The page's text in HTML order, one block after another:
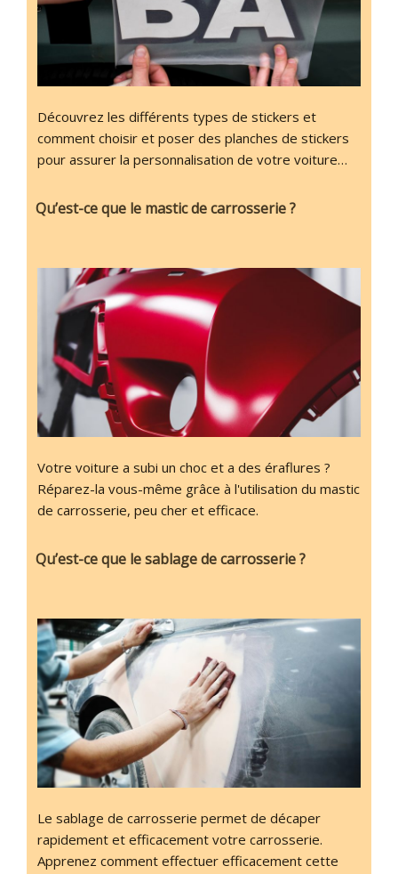
Découvrez les différents types de stickers et
comment choisir et poser des planches de stickers
pour assurer la personnalisation de votre voiture…
Qu’est-ce que le mastic de carrosserie ?
Votre voiture a subi un choc et a des éraflures ?
Réparez-la vous-même grâce à l'utilisation du mastic
de carrosserie, peu cher et efficace.
Qu’est-ce que le sablage de carrosserie ?
Le sablage de carrosserie permet de décaper
rapidement et efficacement votre carrosserie.
Apprenez comment effectuer efficacement cette